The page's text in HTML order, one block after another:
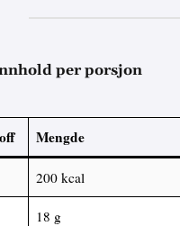
per porsjon
Mengde
200 kcal
18 g